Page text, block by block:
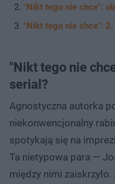
"Nikt tego nie chce":
"Nikt tego nie chce":
"Nikt tego nie
serial?
Agnostyczna autorka
niekonwencjonalny
spotykają się na
Ta nietypowa para —
między nimi